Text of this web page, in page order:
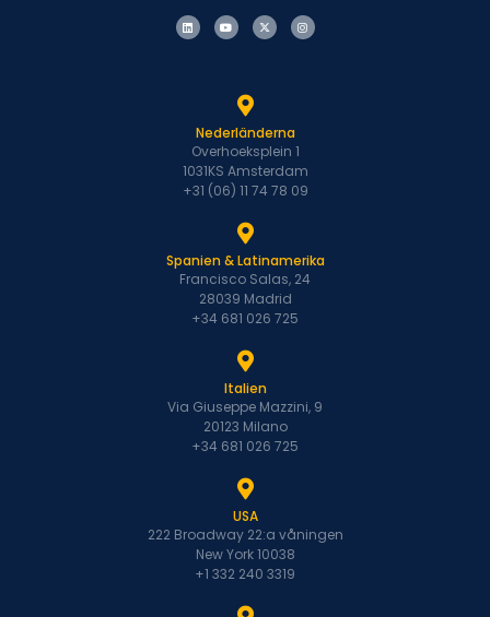
Nederländerna
Overhoeksplein 1
1031KS Amsterdam
+31 (06) 11 74 78 09
Spanien & Latinamerika
Francisco Salas, 24
28039 Madrid
+34 681 026 725
Italien
Via Giuseppe Mazzini, 9
20123 Milano
+34 681 026 725
USA
222 Broadway 22:a våningen
New York 10038
+1 332 240 3319